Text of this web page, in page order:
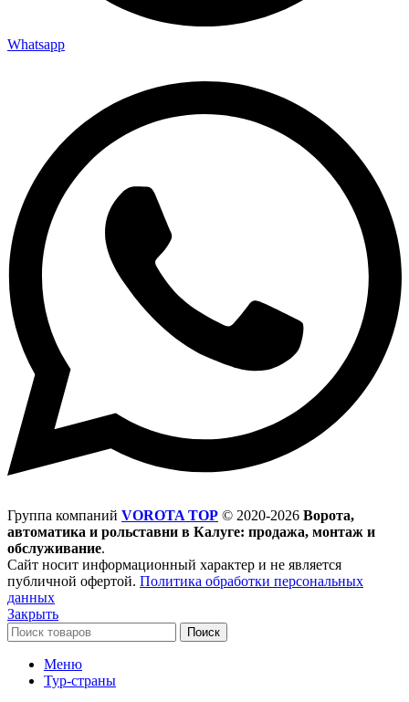
Whatsapp
Группа компаний VOROTA TOP © 2020-2026 Ворота,
автоматика и рольставни в Калуге: продажа, монтаж и
обслуживание.
Сайт носит информационный характер и не является
публичной офертой. Политика обработки персональных
данных
Закрыть
Поиск
Меню
Тур-страны